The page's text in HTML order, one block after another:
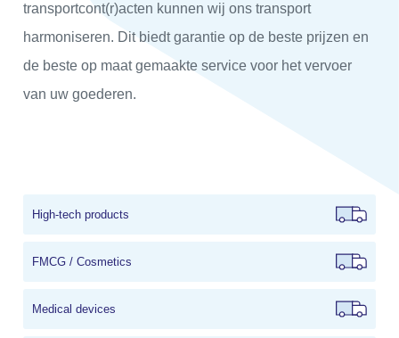
transportcont(r)acten kunnen wij ons transport
harmoniseren. Dit biedt garantie op de beste prijzen en
de beste op maat gemaakte service voor het vervoer
van uw goederen.
High-tech products
FMCG / Cosmetics
Medical devices